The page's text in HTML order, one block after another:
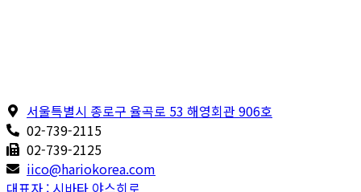
서울특별시 종로구 율곡로 53 해영회관 906호
02-739-2115
02-739-2125
iico@hariokorea.com
대표자 : 시바타 야스히로